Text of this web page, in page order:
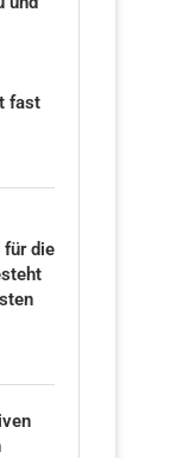
fast
für die